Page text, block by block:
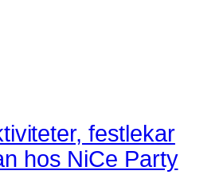
festlekar
hos NiCe Party